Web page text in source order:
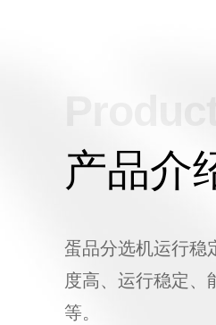
产品介
蛋品分选机运行稳
度高、运行稳定、
等。